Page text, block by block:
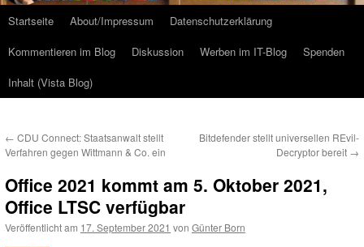
Startseite About/Impressum
Datenschutzerklärung
Kommentieren im Blog
Diskussion Werben im IT-Blog
Spenden
Inhalt (Vista Blog)
← CDU Connect: Staatsanwalt stellt
Verfahren gegen Wittmann & Co. ein
Bitdefender stellt universellen REvil-
Decryptor bereit →
Office 2021 kommt am 5. Oktober 2021,
Office LTSC verfügbar
Veröffentlicht am 17. September 2021 von Günter Born